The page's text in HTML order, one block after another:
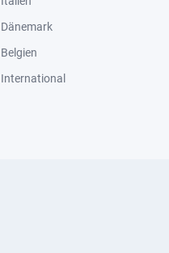
Dänemark
Belgien
International